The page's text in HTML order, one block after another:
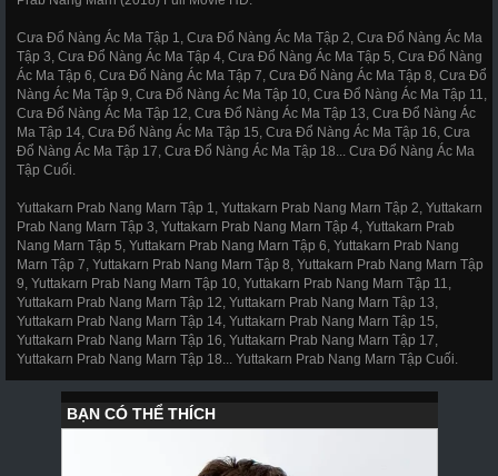
Cưa Đổ Nàng Ác Ma Tập 1, Cưa Đổ Nàng Ác Ma Tập 2, Cưa Đổ Nàng Ác Ma
Tập 3, Cưa Đổ Nàng Ác Ma Tập 4, Cưa Đổ Nàng Ác Ma Tập 5, Cưa Đổ Nàng
Ác Ma Tập 6, Cưa Đổ Nàng Ác Ma Tập 7, Cưa Đổ Nàng Ác Ma Tập 8, Cưa Đổ
Nàng Ác Ma Tập 9, Cưa Đổ Nàng Ác Ma Tập 10, Cưa Đổ Nàng Ác Ma Tập 11,
Cưa Đổ Nàng Ác Ma Tập 12, Cưa Đổ Nàng Ác Ma Tập 13, Cưa Đổ Nàng Ác
Ma Tập 14, Cưa Đổ Nàng Ác Ma Tập 15, Cưa Đổ Nàng Ác Ma Tập 16, Cưa
Đổ Nàng Ác Ma Tập 17, Cưa Đổ Nàng Ác Ma Tập 18... Cưa Đổ Nàng Ác Ma
Tập Cuối.
Yuttakarn Prab Nang Marn Tập 1, Yuttakarn Prab Nang Marn Tập 2, Yuttakarn
Prab Nang Marn Tập 3, Yuttakarn Prab Nang Marn Tập 4, Yuttakarn Prab
Nang Marn Tập 5, Yuttakarn Prab Nang Marn Tập 6, Yuttakarn Prab Nang
Marn Tập 7, Yuttakarn Prab Nang Marn Tập 8, Yuttakarn Prab Nang Marn Tập
9, Yuttakarn Prab Nang Marn Tập 10, Yuttakarn Prab Nang Marn Tập 11,
Yuttakarn Prab Nang Marn Tập 12, Yuttakarn Prab Nang Marn Tập 13,
Yuttakarn Prab Nang Marn Tập 14, Yuttakarn Prab Nang Marn Tập 15,
Yuttakarn Prab Nang Marn Tập 16, Yuttakarn Prab Nang Marn Tập 17,
Yuttakarn Prab Nang Marn Tập 18... Yuttakarn Prab Nang Marn Tập Cuối.